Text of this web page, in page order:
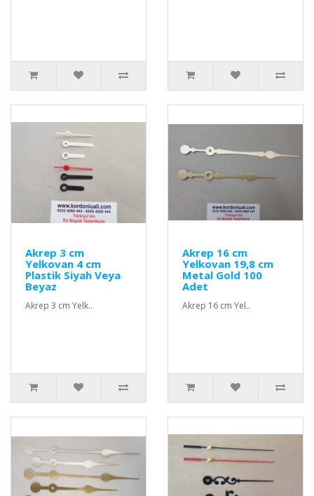
Akrep 3 cm
Yelkovan 4 cm
Plastik Siyah Veya
Beyaz
Akrep 3 cm Yelk..
Akrep 16 cm
Yelkovan 19,8 cm
Metal Gold 100
Adet
Akrep 16 cm Yel..